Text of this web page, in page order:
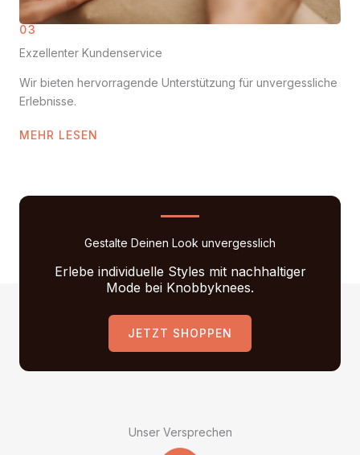
03
Exzellenter Kundenservice
Wir bieten hervorragende Unterstützung für unvergessliche
Erlebnisse.
MEHR LESEN
Gestalte Deinen Look unvergesslich
Erlebe individuelle Styles mit nachhaltiger
Mode bei Knobbyknees.
JETZT SHOPPEN
Unser Versprechen